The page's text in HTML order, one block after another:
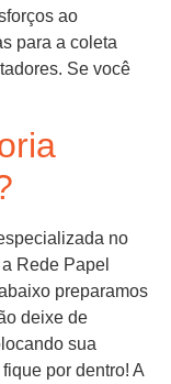
ao
para a coleta
Se você
no
Rede Papel
preparamos
deixe de
sua
por dentro! A